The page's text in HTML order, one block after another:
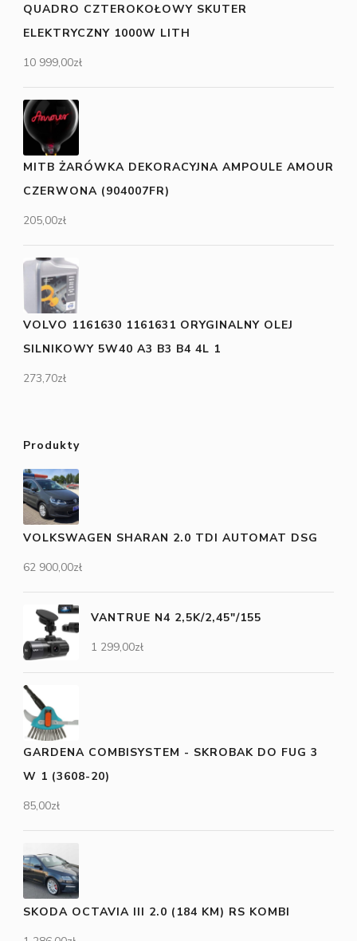
QUADRO CZTEROKOŁOWY SKUTER
ELEKTRYCZNY 1000W LITH
10 999,00zł
MITB ŻARÓWKA DEKORACYJNA AMPOULE AMOUR
CZERWONA (904007FR)
205,00zł
VOLVO 1161630 1161631 ORYGINALNY OLEJ
SILNIKOWY 5W40 A3 B3 B4 4L 1
273,70zł
Produkty
VOLKSWAGEN SHARAN 2.0 TDI AUTOMAT DSG
62 900,00zł
VANTRUE N4 2,5K/2,45"/155
1 299,00zł
GARDENA COMBISYSTEM - SKROBAK DO FUG 3
W 1 (3608-20)
85,00zł
SKODA OCTAVIA III 2.0 (184 KM) RS KOMBI